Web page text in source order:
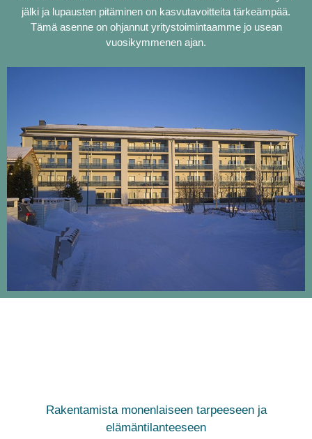
jälki ja lupausten pitäminen on kasvutavoitteita tärkeämpää.
Tämä asenne on ohjannut yritystoimintaamme jo usean
vuosikymmenen ajan.
Rakentamista monenlaiseen tarpeeseen ja
elämäntilanteeseen